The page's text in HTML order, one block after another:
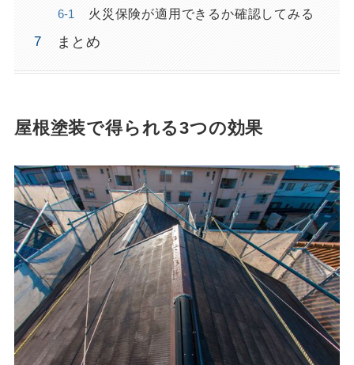
火災保険が適用できるか確認してみる
まとめ
屋根塗装で得られる3つの効果